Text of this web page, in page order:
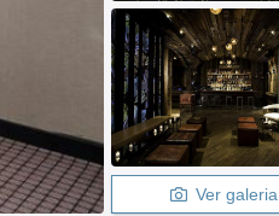
Ver galeria